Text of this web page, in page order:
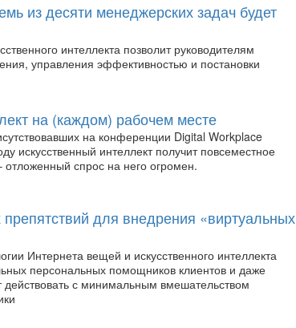
из десяти менеджерских задач будет
интеллекта позволит руководителям
управления эффективностью и постановки
на (каждом) рабочем месте
на конференции Digital Workplace
искусственный интеллект получит повсеместное
спрос на него огромен.
для внедрения «виртуальных
Интернета вещей и искусственного интеллекта
персональных помощников клиентов и даже
действовать с минимальным вмешательством